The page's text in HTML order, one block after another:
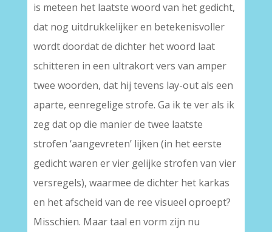
is meteen het laatste woord van het gedicht,
dat nog uitdrukkelijker en betekenisvoller
wordt doordat de dichter het woord laat
schitteren in een ultrakort vers van amper
twee woorden, dat hij tevens lay-out als een
aparte, eenregelige strofe. Ga ik te ver als ik
zeg dat op die manier de twee laatste
strofen ‘aangevreten’ lijken (in het eerste
gedicht waren er vier gelijke strofen van vier
versregels), waarmee de dichter het karkas
en het afscheid van de ree visueel oproept?
Misschien. Maar taal en vorm zijn nu